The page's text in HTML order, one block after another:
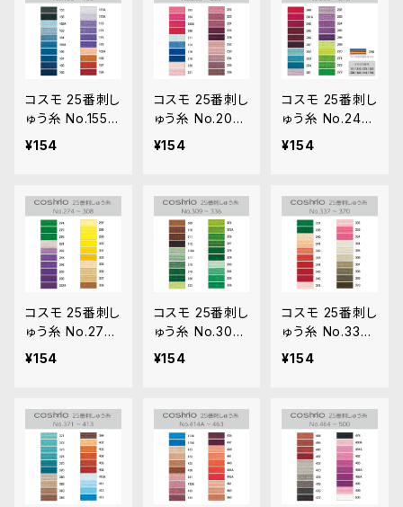
コスモ 25番刺し
ゅう糸 No.155‾1
88
¥154
コスモ 25番刺し
ゅう糸 No.203‾
236
¥154
コスモ 25番刺し
ゅう糸 No.240‾
273
¥154
コスモ 25番刺し
ゅう糸 No.274‾
308
¥154
コスモ 25番刺し
ゅう糸 No.309‾
336
¥154
コスモ 25番刺し
ゅう糸 No.337‾
370
¥154